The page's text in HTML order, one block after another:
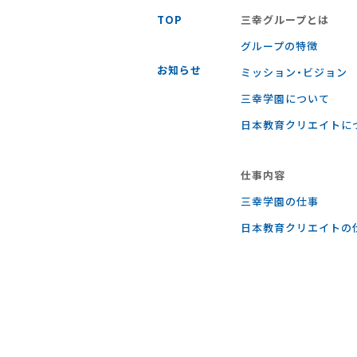
TOP
お知らせ
三幸グループとは
グループの特徴
ミッション・ビジョン
三幸学園について
日本教育クリエイトに
仕事内容
三幸学園の仕事
⽇本教育クリエイトの